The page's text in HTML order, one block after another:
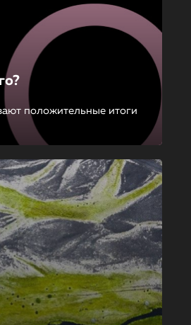
положительные итоги